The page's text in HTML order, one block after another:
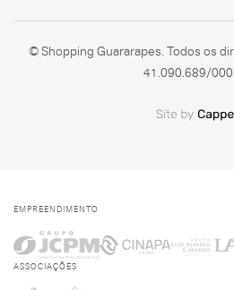
© Shopping Guararapes. Todos os
41.090.689/
EMPREENDIMENTO
ASSOCIAÇÕES